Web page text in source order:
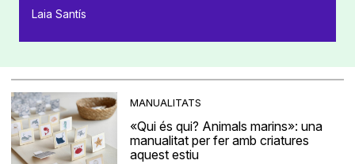
Laia Santís
MANUALITATS
«Qui és qui? Animals marins»: una
manualitat per fer amb criatures
aquest estiu